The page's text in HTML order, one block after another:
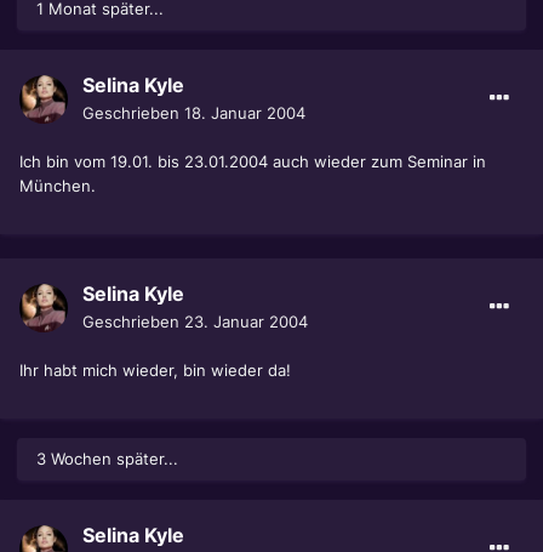
1 Monat später...
Selina Kyle
Geschrieben 18. Januar 2004
Ich bin vom 19.01. bis 23.01.2004 auch wieder zum Seminar in
München.
Selina Kyle
Geschrieben 23. Januar 2004
Ihr habt mich wieder, bin wieder da!
3 Wochen später...
Selina Kyle